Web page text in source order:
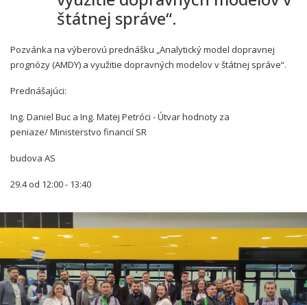
štátnej správe“.
Pozvánka na výberovú prednášku „Analytický model dopravnej
prognózy (AMDY) a využitie dopravných modelov v štátnej správe“.
Prednášajúci:
Ing. Daniel Buc a Ing. Matej Petróci - Útvar hodnoty za
peniaze/ Ministerstvo financií SR
budova AS
29.4 od 12:00 - 13:40